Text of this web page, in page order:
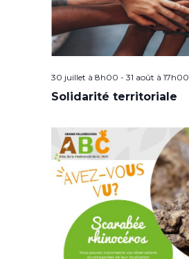
30 juillet à 8h00 - 31 août à 17h00
Solidarité territoriale